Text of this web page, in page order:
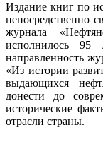
Издание книг по
непосредственно
журнала
исполнилось 95
направленность
«Из истории
выдающихся
донести до
исторические
отрасли страны.